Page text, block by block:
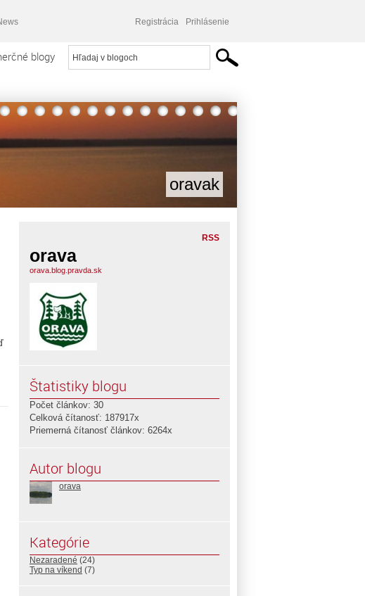
Registrácia Prihlásenie
blogy
oravak
RSS
orava
orava.blog.pravda.sk
Štatistiky blogu
Počet článkov: 30
Celková čítanosť: 187917x
Priemerná čítanosť článkov: 6264x
Autor blogu
orava
Kategórie
Nezaradené (24)
Typ na víkend (7)